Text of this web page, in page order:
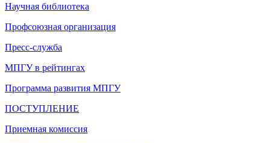
Научная библиотека
Профсоюзная организация
Пресс-служба
МПГУ в рейтингах
Программа развития МПГУ
ПОСТУПЛЕНИЕ
Приемная комиссия